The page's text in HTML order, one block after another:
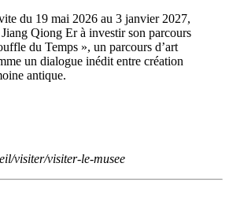
du 19 mai 2026 au 3 janvier 2027,
Qiong Er à investir son parcours
du Temps », un parcours d’art
un dialogue inédit entre création
antique.
visiter/visiter-le-musee